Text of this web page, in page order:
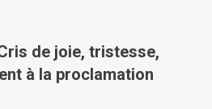
de joie, tristesse,
à la proclamation